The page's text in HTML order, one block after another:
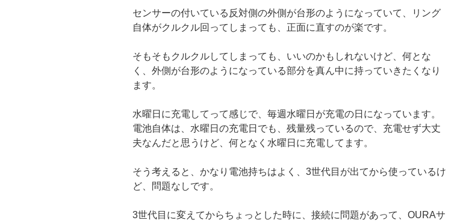
センサーの付いている反対側の外側が台形のようになっていて、リング
自体がクルクル回ってしまっても、正面に直すのが楽です。
そもそもクルクルしてしまっても、いいのかもしれないけど、何とな
く、外側が台形のようになっている部分を真ん中に持っていきたくなり
ます。
水曜日に充電してって感じで、毎週水曜日が充電の日になっています。
電池自体は、水曜日の充電日でも、残量残っているので、充電せず大丈
夫なんだと思うけど、何となく水曜日に充電してます。
そう考えると、かなり電池持ちはよく、3世代目が出てから使っているけ
ど、問題なしです。
3世代目に変えてからちょっとした時に、接続に問題があって、OURAサ